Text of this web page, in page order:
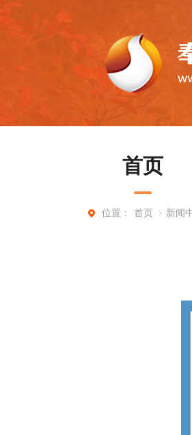
首页
位置： 首页 新闻